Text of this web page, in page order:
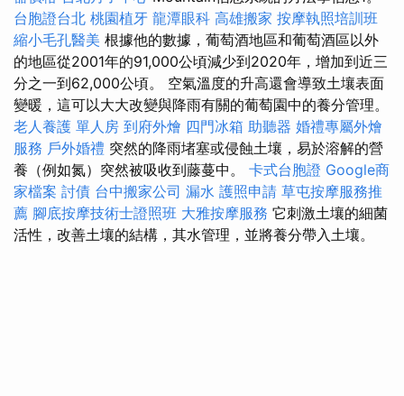
台胞證台北 桃園植牙 龍潭眼科 高雄搬家 按摩執照培訓班
縮小毛孔醫美 根據他的數據，葡萄酒地區和葡萄酒區以外
的地區從2001年的91,000公頃減少到2020年，增加到近三
分之一到62,000公頃。 空氣溫度的升高還會導致土壤表面
變暖，這可以大大改變與降雨有關的葡萄園中的養分管理。
老人養護 單人房 到府外燴 四門冰箱 助聽器 婚禮專屬外燴
服務 戶外婚禮 突然的降雨堵塞或侵蝕土壤，易於溶解的營
養（例如氮）突然被吸收到藤蔓中。 卡式台胞證 Google商
家檔案 討債 台中搬家公司 漏水 護照申請 草屯按摩服務推
薦 腳底按摩技術士證照班 大雅按摩服務 它刺激土壤的細菌
活性，改善土壤的結構，其水管理，並將養分帶入土壤。